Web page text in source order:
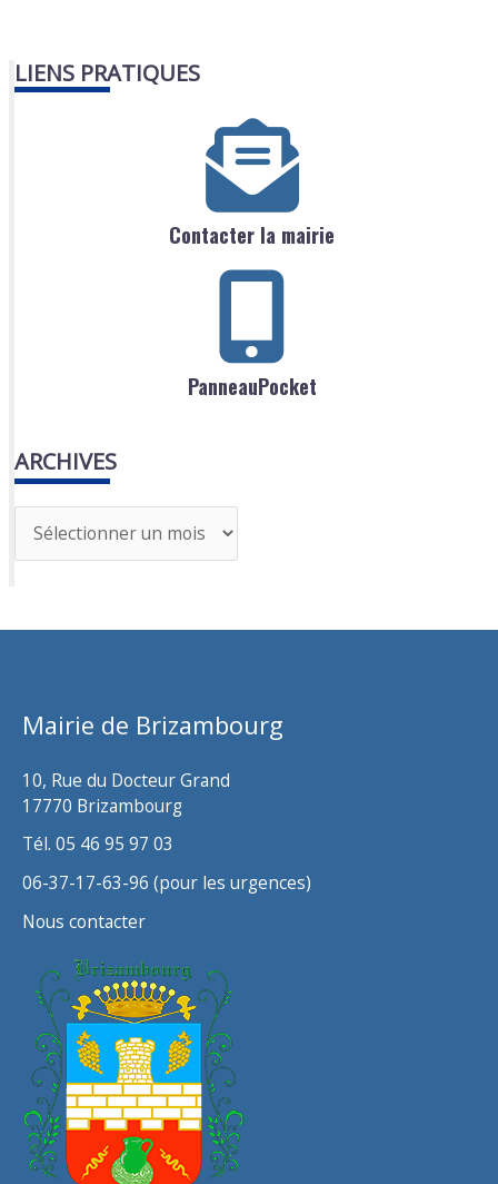
LIENS PRATIQUES
Contacter la mairie
PanneauPocket
ARCHIVES
r
h
Mairie de Brizambourg
10, Rue du Docteur Grand
17770 Brizambourg
Tél. 05 46 95 97 03
06-37-17-63-96 (pour les urgences)
Nous contacter